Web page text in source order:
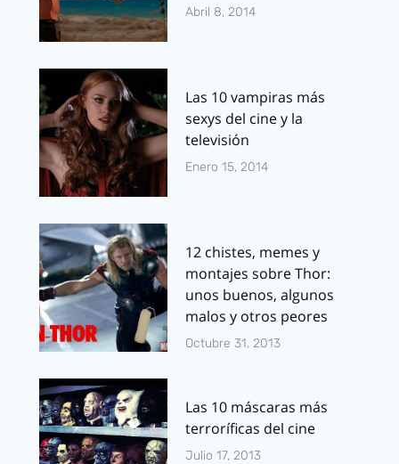
Abril 8, 2014
Las 10 vampiras más
sexys del cine y la
televisión
Enero 15, 2014
12 chistes, memes y
montajes sobre Thor:
unos buenos, algunos
malos y otros peores
Octubre 31, 2013
Las 10 máscaras más
terroríficas del cine
Julio 17, 2013